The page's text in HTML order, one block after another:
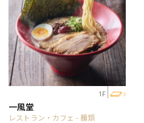
1F
一風堂
レストラン・カフェ - 麺類